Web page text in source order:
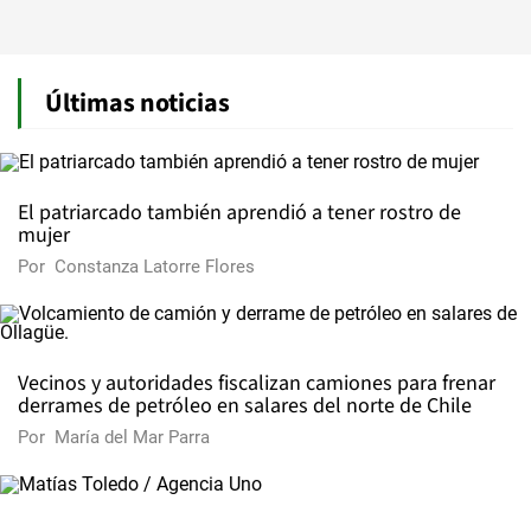
Últimas noticias
El patriarcado también aprendió a tener rostro de
mujer
Por Constanza Latorre Flores
Vecinos y autoridades fiscalizan camiones para frenar
derrames de petróleo en salares del norte de Chile
Por María del Mar Parra